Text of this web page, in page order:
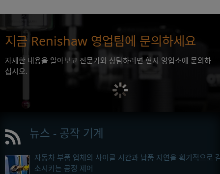
지금 Renishaw 영업팀에 문의하세요
자세한 내용을 알아보고 전문가와 상담하려면 현지 영업소에 문의하
십시오.
뉴스 - 공작 기계
자동차 부품 업체의 사이클 시간과 납품 지연을 획기적으로
소시키는 공정 제어